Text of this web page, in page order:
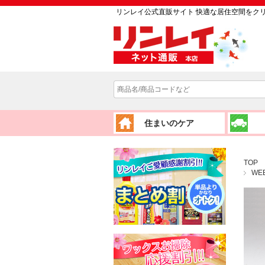
リンレイ公式直販サイト 快適な居住空間をク
住まいのケア
TOP